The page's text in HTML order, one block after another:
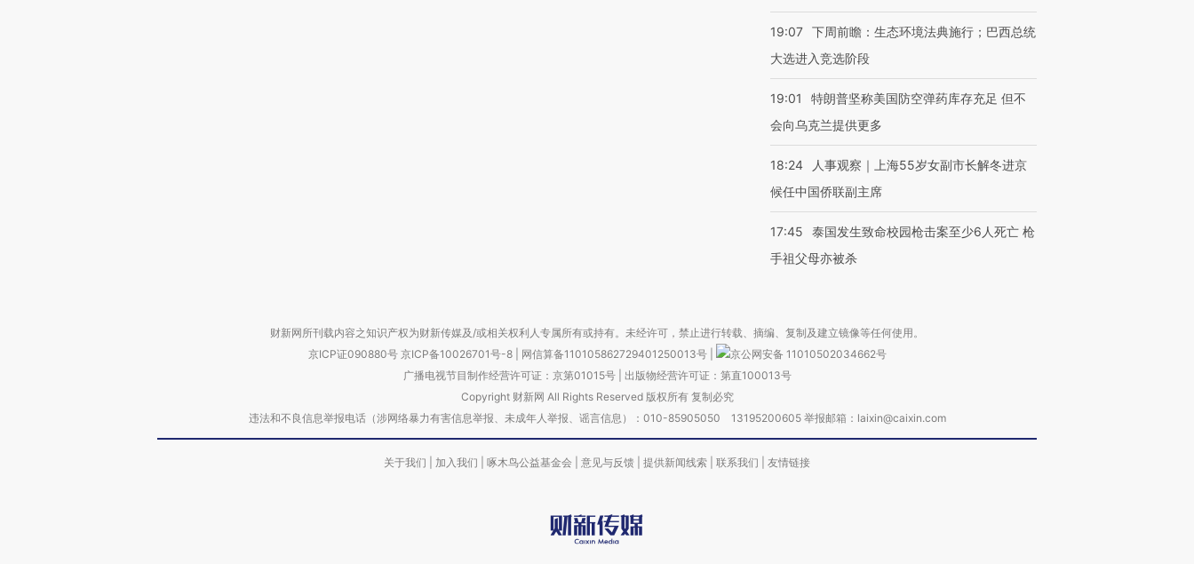
19:07 下周前瞻：生态环境法典施行；巴西总统
大选进入竞选阶段
19:01
特朗普坚称美国防空弹药库存充足 但不
会向乌克兰提供更多
18:24
人事观察｜上海55岁女副市长解冬进京
候任中国侨联副主席
17:45
泰国发生致命校园枪击案至少6人死亡 枪
手祖父母亦被杀
财新网所刊载内容之知识产权为财新传媒及/或相关权利人专属所有或持有。未经许可，禁止进行转载、摘编、复制及建立镜像等任何使用。
京ICP证090880号 京ICP备10026701号-8 网信算备110105862729401250013号
京公网安备 11010502034662号
广播电视节目制作经营许可证：京第01015号| 出版物经营许可证：第直100013号
Copyright 财新网 All Rights Reserved 版权所有 复制必究
违法和不良信息举报电话（涉网络暴力有害信息举报、未成年人举报、谣言信息）：010-85905050 13195200605 举报邮箱：laixin@caixin.com
关于我们 加入我们 啄木鸟公益基金会 意见与反馈 提供新闻线索 联系我们 友情链接